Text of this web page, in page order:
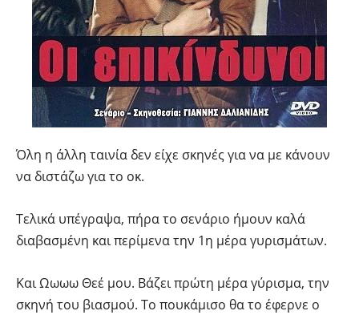
Όλη η άλλη ταινία δεν είχε σκηνές για να με κάνουν
να διστάζω για το οκ.
Τελικά υπέγραψα, πήρα το σενάριο ήμουν καλά
διαβασμένη και περίμενα την 1η μέρα γυρισμάτων.
Και Ωωωω Θεέ μου. Βάζει πρώτη μέρα γύρισμα, την
σκηνή του βιασμού. Το πουκάμισο θα το έφερνε ο